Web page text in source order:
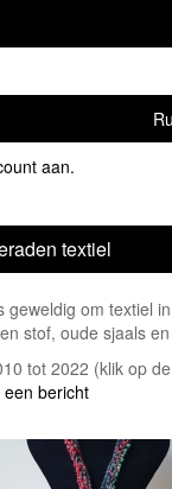
aan.
textiel
geweldig om textiel
stof, oude sjaals
tot 2022 (klik op
een bericht